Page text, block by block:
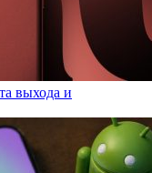
выхода и